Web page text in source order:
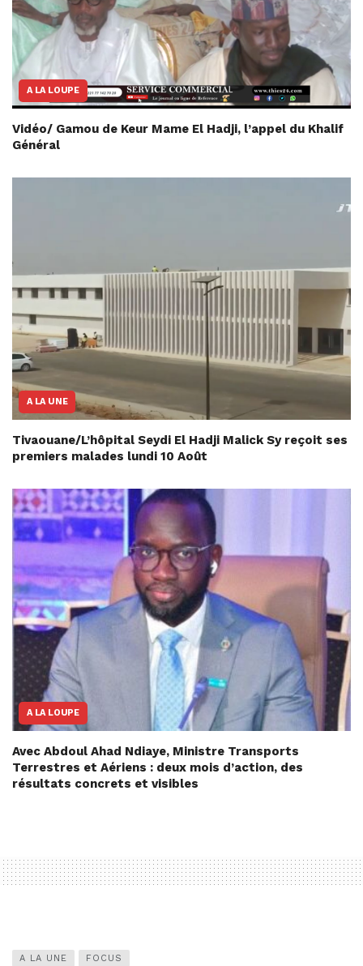
A LA LOUPE
Vidéo/ Gamou de Keur Mame El Hadji, l’appel du Khalif
Général
A LA UNE
Tivaouane/L’hôpital Seydi El Hadji Malick Sy reçoit ses
premiers malades lundi 10 Août
A LA LOUPE
Avec Abdoul Ahad Ndiaye, Ministre Transports
Terrestres et Aériens : deux mois d’action, des
résultats concrets et visibles
A LA UNE FOCUS